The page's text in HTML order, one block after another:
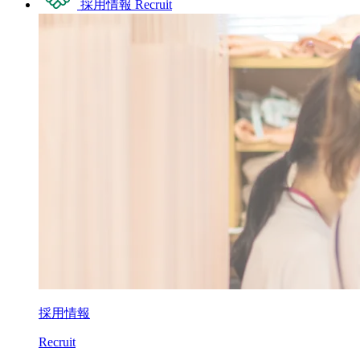
採用情報 Recruit
採用情報
Recruit